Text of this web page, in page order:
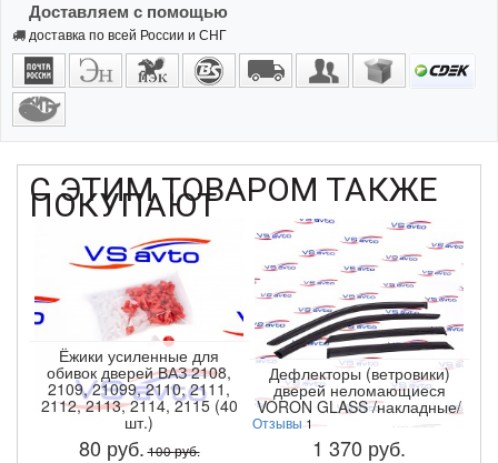
Доставляем с помощью
доставка по всей России и СНГ
С ЭТИМ ТОВАРОМ ТАКЖЕ
ПОКУПАЮТ
Ёжики усиленные для
обивок дверей ВАЗ 2108,
2109, 21099, 2110, 2111,
2112, 2113, 2114, 2115 (40
шт.)
80 руб. 100руб.
Дефлекторы (ветровики)
дверей неломающиеся
VORON GLASS /накладные/
Отзывы 1
1 370 руб.